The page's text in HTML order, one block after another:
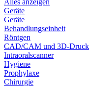
Alles anzeigen
Geräte
Geräte
Behandlungseinheit
Röntgen
CAD/CAM und 3D-Druck
Intraoralscanner
Hygiene
Prophylaxe
Chirurgie